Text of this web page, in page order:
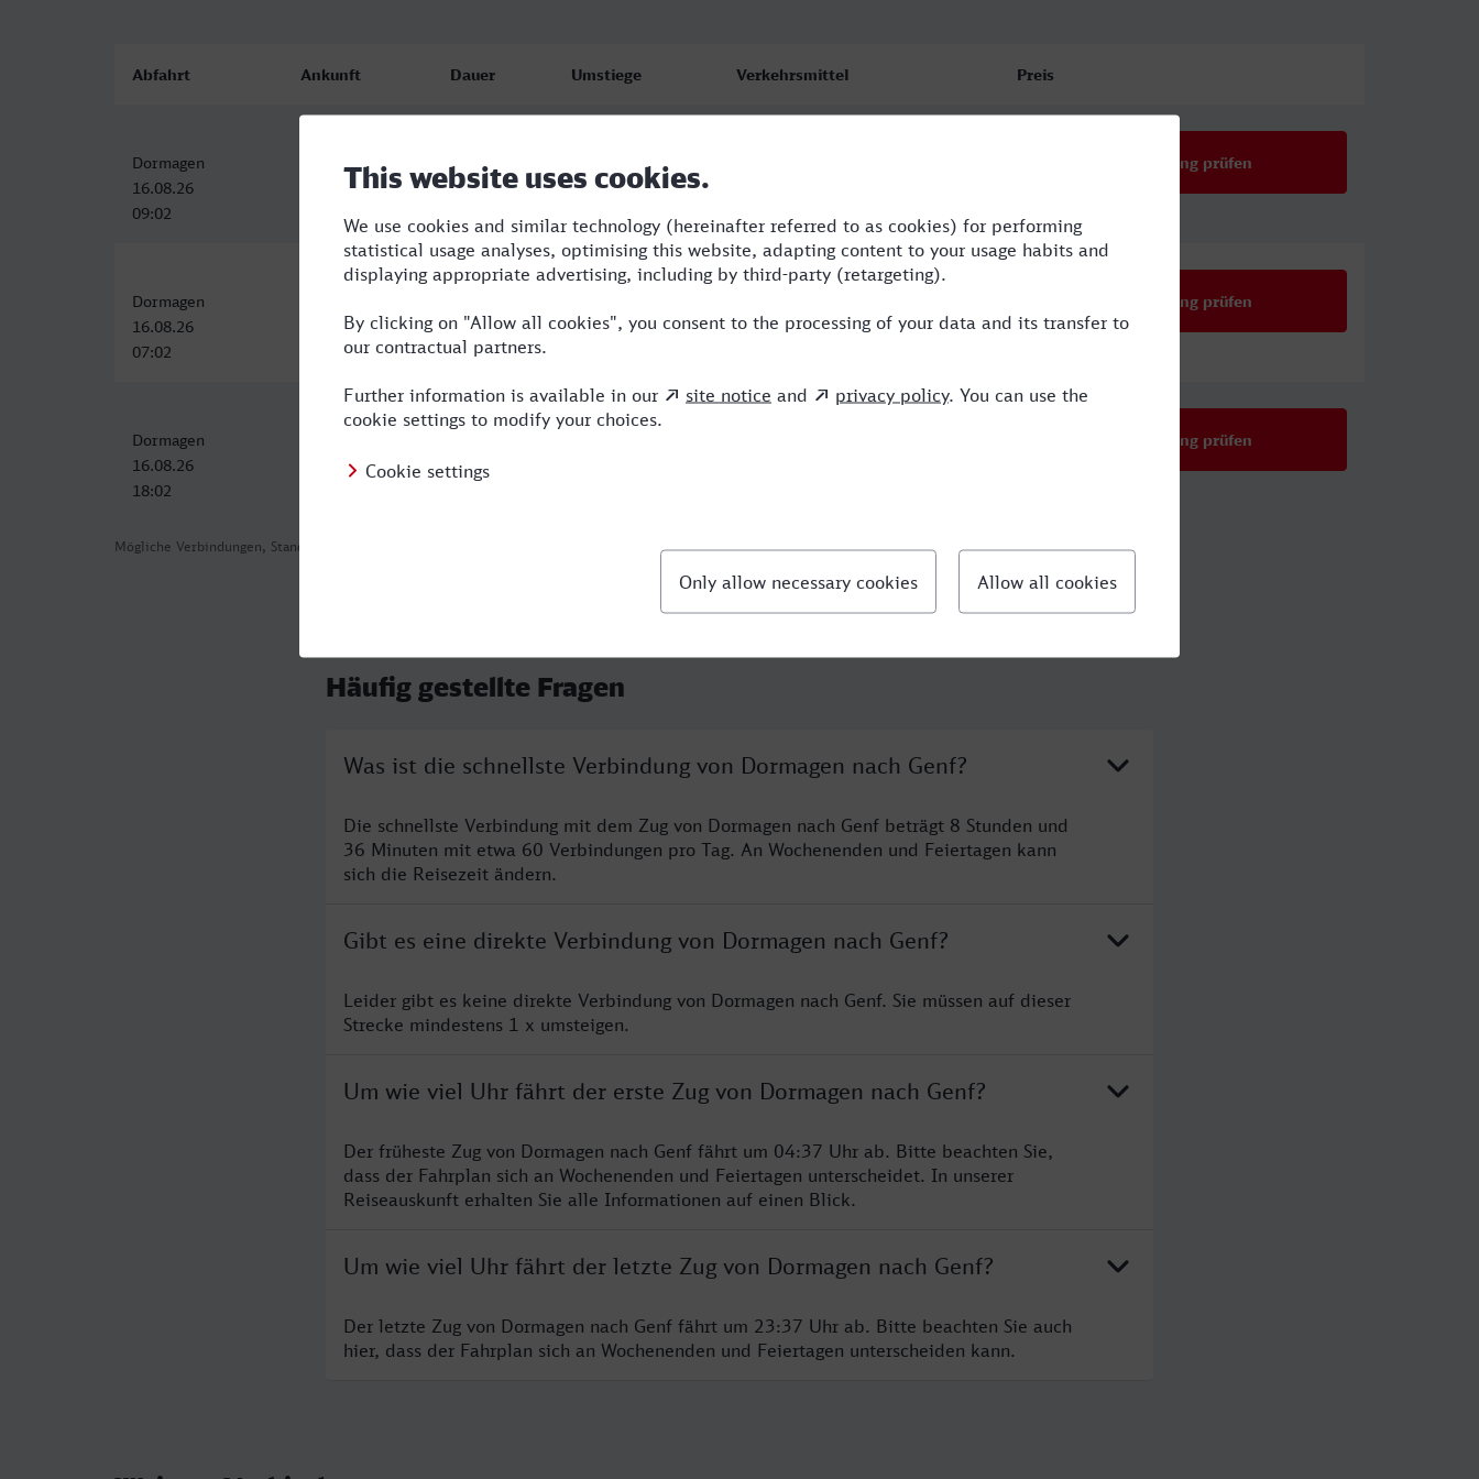
Mögliche Verbindungen, Stand: 2026-08-02 03:30
Abfahrt Ankunft Dauer Umstiege Verkehrsmittel Preis
Dormagen
16.08.26
09:02
16.08.26
8:36 Verbindung prüfen
Dormagen
16.08.26
07:02
16.08.26
Verbindung prüfen
Dormagen
16.08.26
18:02
17.08.26
Verbindung prüfen
Häufig gestellte Fragen
Was ist die schnellste Verbindung von Dormagen nach Genf?
Die schnellste Verbindung mit dem Zug von Dormagen nach Genf beträgt 8 Stunden und
36 Minuten mit etwa 60 Verbindungen pro Tag. An Wochenenden und Feiertagen kann
sich die Reisezeit ändern.
Gibt es eine direkte Verbindung von Dormagen nach Genf?
Leider gibt es keine direkte Verbindung von Dormagen nach Genf. Sie müssen auf dieser
Strecke mindestens 1 x umsteigen.
Um wie viel Uhr fährt der erste Zug von Dormagen nach Genf?
Der früheste Zug von Dormagen nach Genf fährt um 04:37 Uhr ab. Bitte beachten Sie,
dass der Fahrplan sich an Wochenenden und Feiertagen unterscheidet. In unserer
Reiseauskunft erhalten Sie alle Informationen auf einen Blick.
Um wie viel Uhr fährt der letzte Zug von Dormagen nach Genf?
Der letzte Zug von Dormagen nach Genf fährt um 23:37 Uhr ab. Bitte beachten Sie auch
hier, dass der Fahrplan sich an Wochenenden und Feiertagen unterscheiden kann.